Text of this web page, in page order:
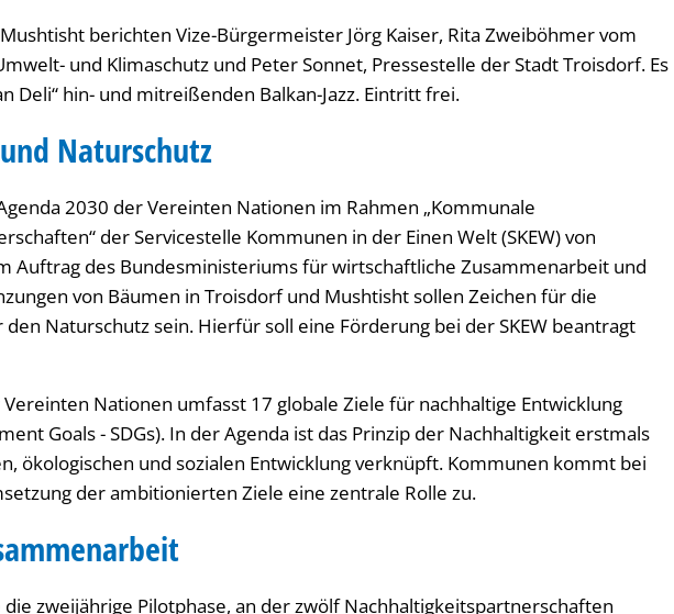
berichten Vize-Bürgermeister Jörg Kaiser, Rita Zweiböhmer vom
und Klimaschutz und Peter Sonnet, Pressestelle der Stadt Troisdorf. Es
Deli“ hin- und mitreißenden Balkan-Jazz. Eintritt frei.
Naturschutz
2030 der Vereinten Nationen im Rahmen „Kommunale
der Servicestelle Kommunen in der Einen Welt (SKEW) von
Auftrag des Bundesministeriums für wirtschaftliche Zusammenarbeit und
von Bäumen in Troisdorf und Mushtisht sollen Zeichen für die
Naturschutz sein. Hierfür soll eine Förderung bei der SKEW beantragt
Nationen umfasst 17 globale Ziele für nachhaltige Entwicklung
Goals - SDGs). In der Agenda ist das Prinzip der Nachhaltigkeit erstmals
ökologischen und sozialen Entwicklung verknüpft. Kommunen kommt bei
der ambitionierten Ziele eine zentrale Rolle zu.
zweijährige Pilotphase, an der zwölf Nachhaltigkeitspartnerschaften